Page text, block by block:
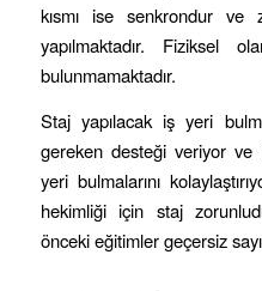
kısmı ise senkrondur ve
yapılmaktadır. Fiziksel
bulunmamaktadır.
Staj yapılacak iş yeri
gereken desteği veriyor ve
yeri bulmalarını
hekimliği için staj
önceki eğitimler geçersiz